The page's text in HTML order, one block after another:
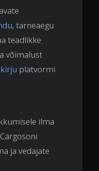
, tarneaegu
teadlikke
võimalust
platvormi
ilma
ja vedajate